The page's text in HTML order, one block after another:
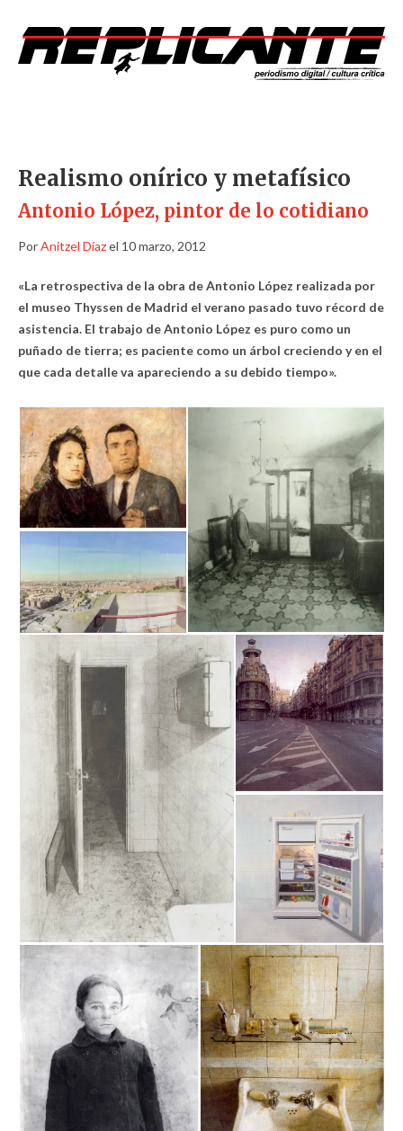
Realismo onírico y metafísico
Antonio López, pintor de lo cotidiano
PorAnitzel Díazel 10 marzo, 2012
«La retrospectiva de la obra de Antonio López realizada por
el museo Thyssen de Madrid el verano pasado tuvo récord de
asistencia. El trabajo de Antonio López es puro como un
puñado de tierra; es paciente como un árbol creciendo y en el
que cada detalle va apareciendo a su debido tiempo».